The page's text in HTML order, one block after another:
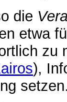
die
etwa
zu
),
setzen.